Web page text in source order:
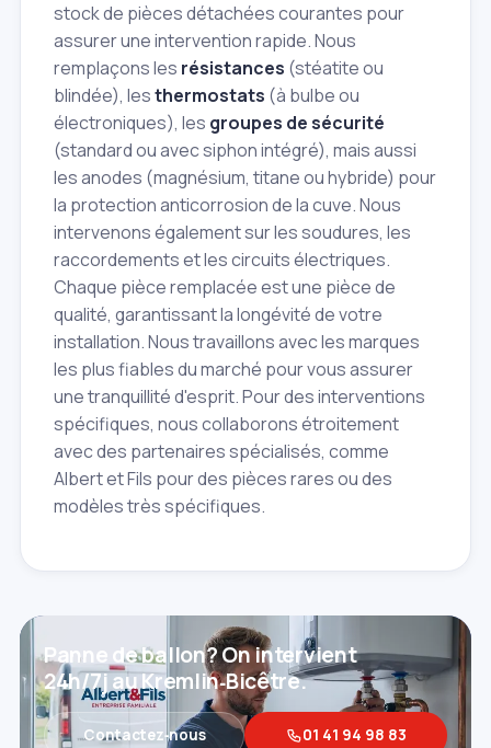
stock de pièces détachées courantes pour
assurer une intervention rapide. Nous
remplaçons les résistances (stéatite ou
blindée), lesthermostats (à bulbe ou
électroniques), les groupes de sécurité
(standard ou avec siphon intégré), mais aussi
les anodes (magnésium, titane ou hybride) pour
la protection anticorrosion de la cuve. Nous
intervenons également sur les soudures, les
raccordements et les circuits électriques.
Chaque pièce remplacée est une pièce de
qualité, garantissant la longévité de votre
installation. Nous travaillons avec les marques
les plus fiables du marché pour vous assurer
une tranquillité d'esprit. Pour des interventions
spécifiques, nous collaborons étroitement
avec des partenaires spécialisés, comme
Albert et Fils pour des pièces rares ou des
modèles très spécifiques.
Panne de ballon? On intervient
24h/7j au Kremlin‑Bicêtre.
Contactez‑nous 01 41 94 98 83